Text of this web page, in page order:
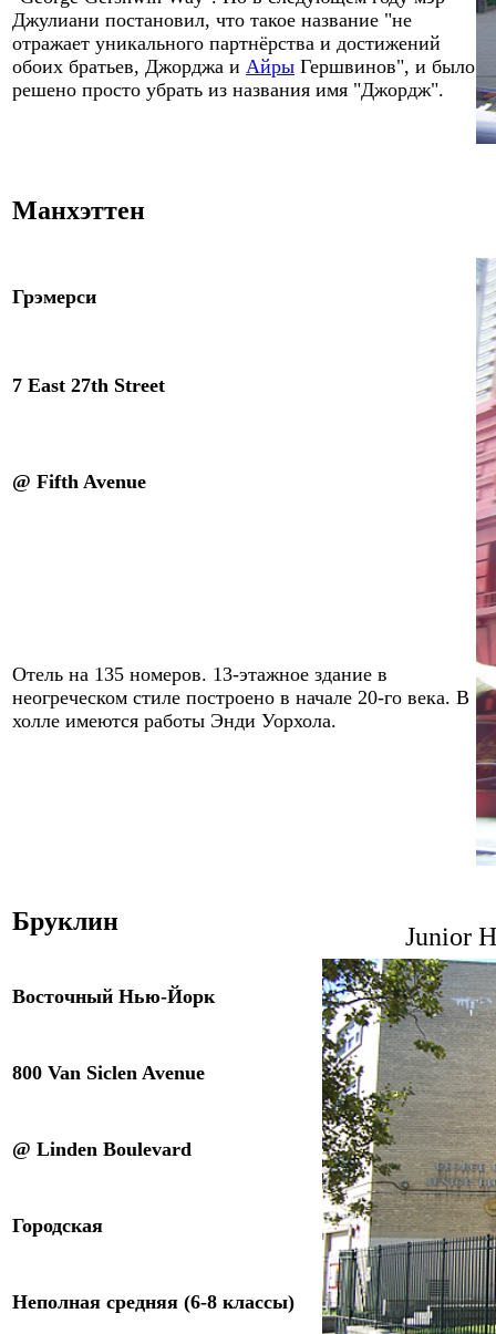
Джулиани постановил, что такое название "не
отражает уникального партнёрства и достижений
обоих братьев, Джорджа и Айры Гершвинов", и было
решено просто убрать из названия имя "Джордж".
Манхэттен
Грэмерси
7 East 27th Street
@ Fifth Avenue
Отель на 135 номеров. 13-этажное здание в
неогреческом стиле построено в начале 20-го века. В
холле имеются работы Энди Уорхола.
Бруклин
Junior
Восточный Нью-Йорк
800 Van Siclen Avenue
@ Linden Boulevard
Городская
Неполная средняя (6-8 классы)